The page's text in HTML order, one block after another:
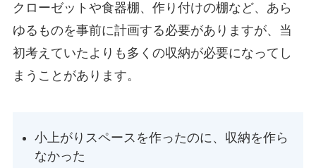
クローゼットや食器棚、作り付けの棚など、あら
ゆるものを事前に計画する必要がありますが、当
初考えていたよりも多くの収納が必要になってし
まうことがあります。
小上がりスペースを作ったのに、収納を作ら
なかった